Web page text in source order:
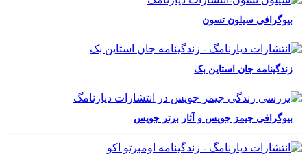
بیوگرافی سیلون تسون
زندگینامه جان استاین بک
بیوگرافی جیمز جویس و آثار برتر جویس